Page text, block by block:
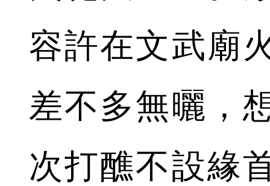
容許在文武廟
差不多無曬，
次打醮不設緣